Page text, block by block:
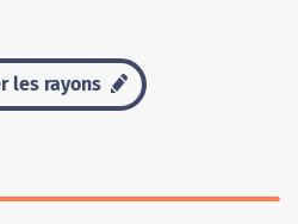
les rayons